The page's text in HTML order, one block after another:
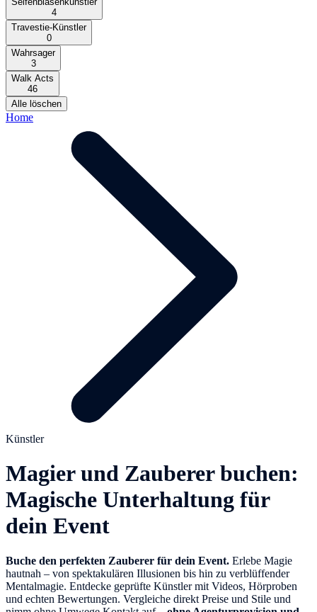
4
Travestie-Künstler
0
Wahrsager
3
Walk Acts
46
Alle löschen
Home
Künstler
Magier und Zauberer buchen:
Magische Unterhaltung für
dein Event
Buche den perfekten Zauberer für dein Event. Erlebe Magie
hautnah – von spektakulären Illusionen bis hin zu verblüffender
Mentalmagie. Entdecke geprüfte Künstler mit Videos, Hörproben
und echten Bewertungen. Vergleiche direkt Preise und Stile und